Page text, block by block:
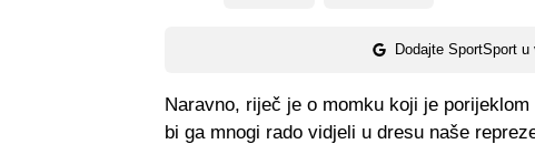
Dodajte SportSport
Naravno, riječ je o momku koji je
bi ga mnogi rado vidjeli u dresu naše